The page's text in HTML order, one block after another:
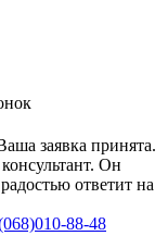
заявка принята.
Он
ответит на
88-48